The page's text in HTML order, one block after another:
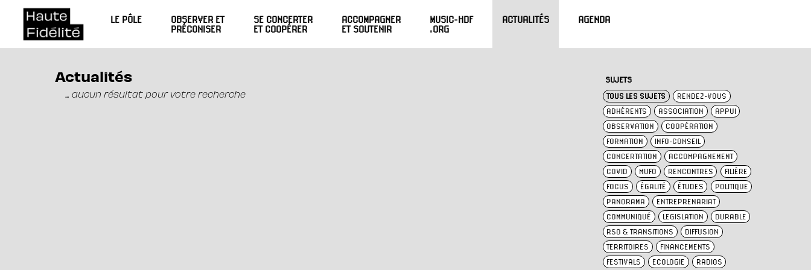
LE PÔLE
OBSERVER ET
PRÉCONISER
SE CONCERTER
ET COOPÉRER
ACCOMPAGNER
ET SOUTENIR
MUSIC-HDF
.ORG
ACTUALITÉS AGENDA
Actualités
... aucun résultat pour votre recherche
SUJETS
TOUS LES SUJETS
RENDEZ-VOUS
ADHÉRENTS
ASSOCIATION
APPUI
OBSERVATION
COOPÉRATION
FORMATION
INFO-CONSEIL
CONCERTATION
ACCOMPAGNEMENT
COVID
MUFO RENCONTRES
FILIÈRE
FOCUS
ÉGALITÉ ÉTUDES
POLITIQUE
PANORAMA
ENTREPRENARIAT
COMMUNIQUÉ
LEGISLATION
DURABLE
RSO & TRANSITIONS
DIFFUSION
TERRITOIRES
FINANCEMENTS
FESTIVALS
ECOLOGIE
RADIOS